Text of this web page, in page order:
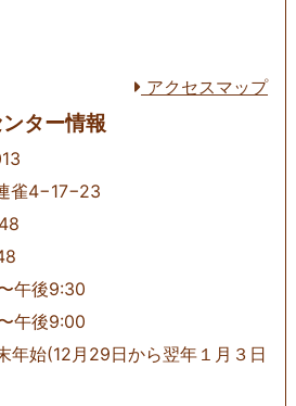
アクセスマップ
ター情報
雀4−17−23
午後9:30
午後9:00
年始(12月29日から翌年１月３日